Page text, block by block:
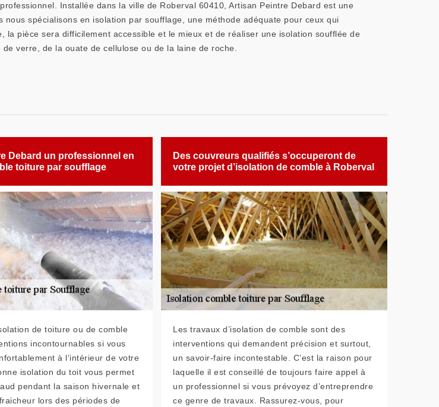
Installée dans la ville de Roberval 60410, Artisan Peintre Debard est une
spécialisons en isolation par soufflage, une méthode adéquate pour ceux qui
pièce sera difficilement accessible et le mieux et de réaliser une isolation soufflée de
verre, de la ouate de cellulose ou de la laine de roche.
Debard un professionnel en
toiture par soufflage
de toiture ou de comble
incontournables si vous
à l’intérieur de votre
isolation du toit vous permet
pendant la saison hivernale et
lors des périodes de
Des couvreurs qualifiés s’occuperont de
votre projet d’isolation de comble à Roberval
Les travaux d’isolation de comble sont des
interventions qui demandent précision et surtout,
un savoir-faire incontestable. C’est la raison pour
laquelle il est conseillé de toujours faire appel à
un professionnel si vous prévoyez d’entreprendre
ce genre de travaux. Rassurez-vous, pour